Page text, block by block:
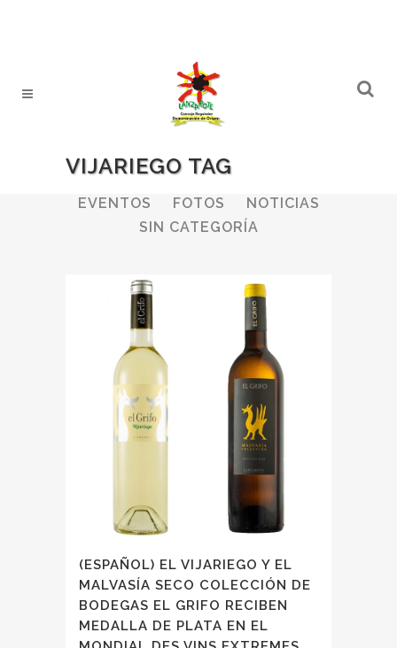
VIJARIEGO TAG
ALL BODEGAS
BOLETINES
EVENTOS
FOTOS
NOTICIAS
SIN CATEGORÍA
(ESPAÑOL) EL VIJARIEGO Y EL
MALVASÍA SECO COLECCIÓN DE
BODEGAS EL GRIFO RECIBEN
MEDALLA DE PLATA EN EL